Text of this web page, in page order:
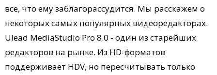
все, что ему заблагорассудится. Мы расскажем о
некоторых самых популярных видеоредакторах.
Ulead MediaStudio Pro 8.0 - один из старейших
редакторов на рынке. Из HD-форматов
поддерживает HDV, но пересчитывать только